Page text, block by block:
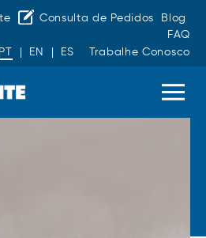
Consulta de Pedidos
Blog
FAQ
PT
| EN | ES Trabalhe Conosco